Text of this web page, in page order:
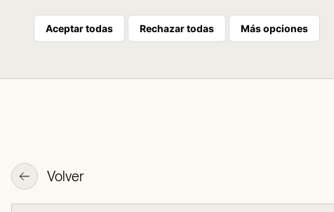
Aceptar todas Rechazar todas Más opciones
Volver